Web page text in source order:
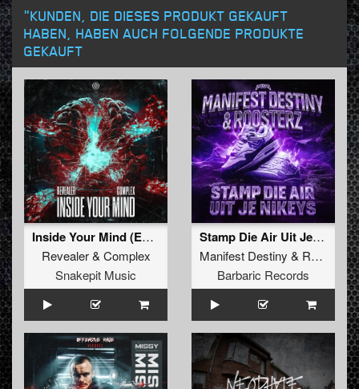
"KUNDEN, DIE DIESES PRODUKT GEKAUFT
HABEN, HABEN AUCH FOLGENDE PRODUKTE
GEKAUFT
Inside Your Mind (Extended Mix)
Revealer& Complex
Snakepit Music
Stamp Die Air Uit Je Nikeys (Extended Mix)
Manifest Destiny & Roosterz
Barbaric Records